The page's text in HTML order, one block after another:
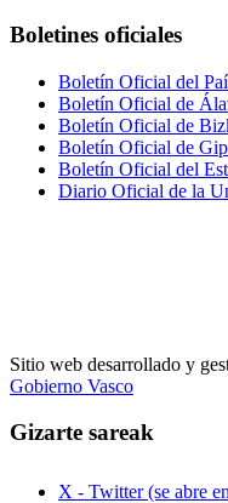
Boletines oficiales
Boletín Oficial del
Boletín Oficial de
Boletín Oficial de
Boletín Oficial de
Boletín Oficial del
Diario Oficial de la
Sitio web desarrollado y
Gobierno Vasco
Gizarte sareak
X - Twitter (se abre